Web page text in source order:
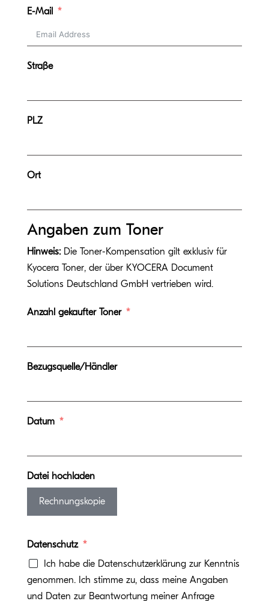
E-Mail
Straße
PLZ
Ort
Angaben zum Toner
Hinweis:Die Toner-Kompensation gilt exklusiv für
Kyocera Toner, der über KYOCERA Document
Solutions Deutschland GmbH vertrieben wird.
Anzahl gekaufter Toner
Bezugsquelle/Händler
Datum
Datei hochladen
Rechnungskopie
Datenschutz
Ich habe die Datenschutzerklärung zur Kenntnis
genommen. Ich stimme zu, dass meine Angaben
und Daten zur Beantwortung meiner Anfrage